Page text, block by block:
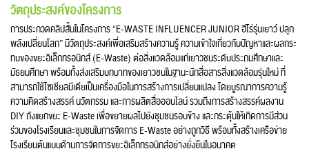
วัตถุประสงค์ของโครงการ
การประกวดคลิปสั้นในโครงการ “E-WASTE INFLUENCER JUNIOR ฮีโร่รุ่นเยาว์ ปลุก
พลังเปลี่ยนโลก” มีวัตถุประสงค์เพื่อเสริมสร้างความรู้ ความเข้าใจเกี่ยวกับปัญหาและผลกระ
ทบของขยะอิเล็กทรอนิกส์ (E-Waste) ต่อสิ่งแวดล้อมแก่เยาวชนระดับประถมศึกษาและ
มัธยมศึกษา พร้อมทั้งส่งเสริมบทบาทของเยาวชนในฐานะนักสื่อสารสิ่งแวดล้อมรุ่นใหม่ ที่
สามารถใช้โซเชียลมีเดียเป็นเครื่องมือในการสร้างการเปลี่ยนแปลง โดยบูรณาการความรู้
ความคิดสร้างสรรค์ นวัตกรรม และการผลิตสื่อออนไลน์ รวมถึงการสร้างสรรค์ผลงาน
DIY ถังแยกขยะ E-Waste เพื่อขยายผลไปยังชุมชนรอบข้าง และกระตุ้นให้เกิดการมีส่วน
ร่วมของโรงเรียนและชุมชนในการจัดการ E-Waste อย่างถูกวิธี พร้อมทั้งสร้างเครือข่าย
โรงเรียนต้นแบบด้านการจัดการขยะอิเล็กทรอนิกส์อย่างยั่งยืนในอนาคต